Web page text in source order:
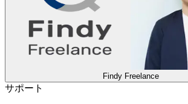
Findy Freelance
サポート